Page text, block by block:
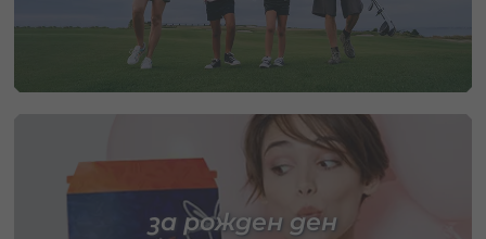
за рожден ден